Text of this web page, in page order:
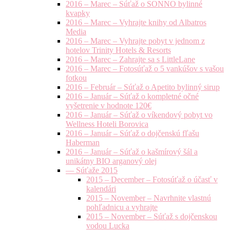
2016 – Marec – Súťaž o SONNO bylinné
kvapky
2016 – Marec – Vyhrajte knihy od Albatros
Media
2016 – Marec – Vyhrajte pobyt v jednom z
hotelov Trinity Hotels & Resorts
2016 – Marec – Zahrajte sa s LittleLane
2016 – Marec – Fotosúťaž o 5 vankúšov s vašou
fotkou
2016 – Február – Súťaž o Apetito bylinný sirup
2016 – Január – Súťaž o kompletné očné
vyšetrenie v hodnote 120€
2016 – Január – Súťaž o víkendový pobyt vo
Wellness Hoteli Borovica
2016 – Január – Súťaž o dojčenskú fľašu
Haberman
2016 – Január – Súťaž o kašmírový šál a
unikátny BIO arganový olej
— Súťaže 2015
2015 – December – Fotosúťaž o účasť v
kalendári
2015 – November – Navrhnite vlastnú
pohľadnicu a vyhrajte
2015 – November – Súťaž s dojčenskou
vodou Lucka